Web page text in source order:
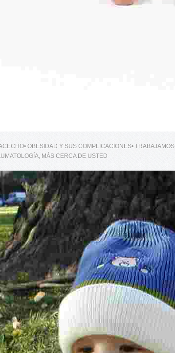
OBESIDAD Y SUS COMPLICACIONES• TRABAJAMOS
MÁS CERCA DE USTED